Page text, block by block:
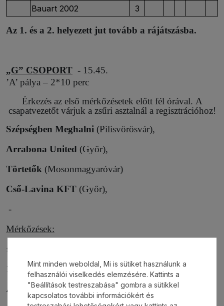
Bauart 2002
3
Az 1. és a 2. helyezett jut tovább a rájátszásba.
„G” CSOPORT - 15.45.
’A’ pálya – 2*10 perc
Érkezés az első mérkőzésetek előtt fél órával. A
csapatvezetőt várjuk a zsűri asztalnál a regisztrációhoz!
Szépségben Meghalni (Pilisvörösvár),
Arrabona United (Győr),
Törtetők (Mosonmagyaróvár)
Cső-Lavina KFT (Győr),
-
Mérkőzések:
15.45. Arrabona United – Szépségben Meghalni
16.10. Törtetők. – Cső-Lavina KFT
Arrabona United – Törtetők.
Mint minden weboldal, Mi is sütiket használunk a
felhasználói viselkedés elemzésére. Kattints a
"Beállítások testreszabása" gombra a sütikkel
kapcsolatos további információkért és